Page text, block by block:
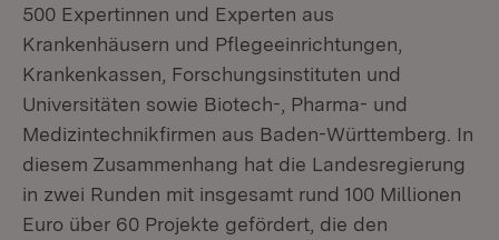
500 Expertinnen und Experten aus
Krankenhäusern und Pflegeeinrichtungen,
Krankenkassen, Forschungsinstituten und
Universitäten sowie Biotech-, Pharma- und
Medizintechnikfirmen aus Baden-Württemberg. In
diesem Zusammenhang hat die Landesregierung
in zwei Runden mit insgesamt rund 100 Millionen
Euro über 60 Projekte gefördert, die den